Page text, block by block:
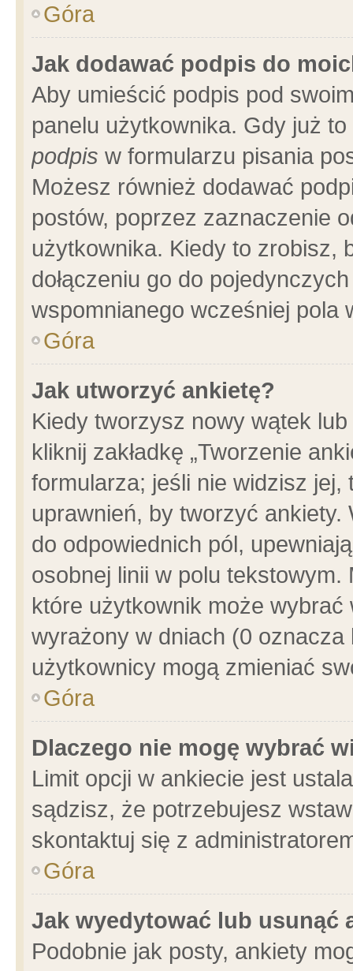
Góra
Jak dodawać podpis do
Aby umieścić podpis pod
panelu użytkownika. Gdy już
podpis w formularzu pisania
Możesz również dodawać
postów, poprzez zaznaczenie
użytkownika. Kiedy to zrobisz,
dołączeniu go do
wspomnianego wcześniej pola
Góra
Jak utworzyć ankietę?
Kiedy tworzysz nowy wątek
kliknij zakładkę „Tworzenie
formularza; jeśli nie widzisz
uprawnień, by tworzyć ankiety.
do odpowiednich pól,
osobnej linii w polu
które użytkownik może
wyrażony w dniach (0
użytkownicy mogą zmieniać
Góra
Dlaczego nie mogę wybrać
Limit opcji w ankiecie jest
sądzisz, że potrzebujesz
skontaktuj się z
Góra
Jak wyedytować lub usunąć
Podobnie jak posty, ankiety